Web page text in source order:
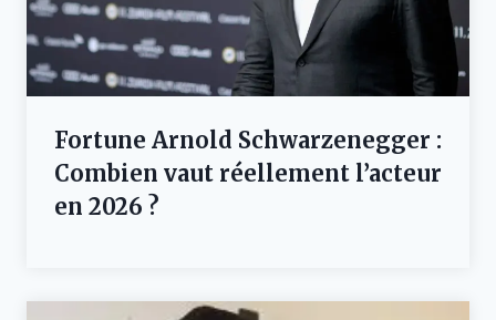
Fortune Arnold Schwarzenegger :
Combien vaut réellement l’acteur
en 2026 ?